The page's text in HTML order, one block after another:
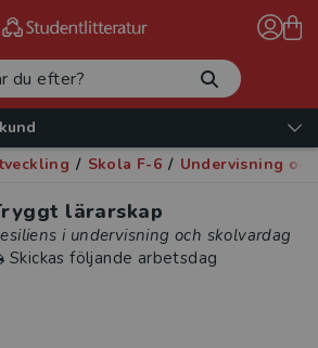
/ Skola F-6 / Undervisning
lärarskap
i undervisning och skolvardag
Skickas följande arbetsdag